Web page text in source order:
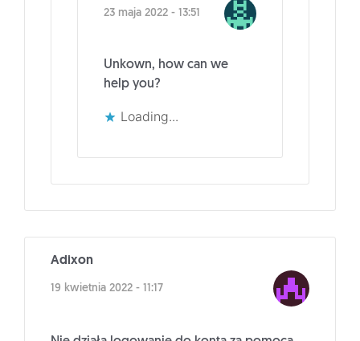
23 maja 2022 - 13:51
Unkown, how can we
help you?
Loading...
Adixon
19 kwietnia 2022 - 11:17